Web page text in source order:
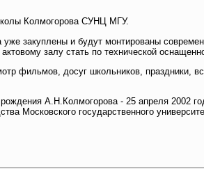
Колмогорова СУНЦ МГУ.
закуплены и будут монтированы
залу стать по технической
фильмов, досуг школьников, праздники,
А.Н.Колмогорова - 25 апреля 2002
Московского государственного